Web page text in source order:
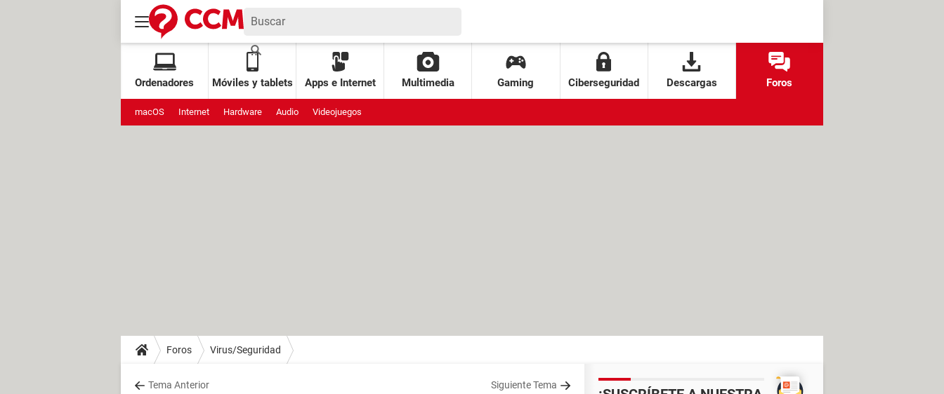
Ordenadores Móviles y tablets Apps e Internet Multimedia Gaming Ciberseguridad Descargas Foros
macOS Internet Hardware Audio Videojuegos
Foros Virus/Seguridad
Tema Anterior Siguiente Tema